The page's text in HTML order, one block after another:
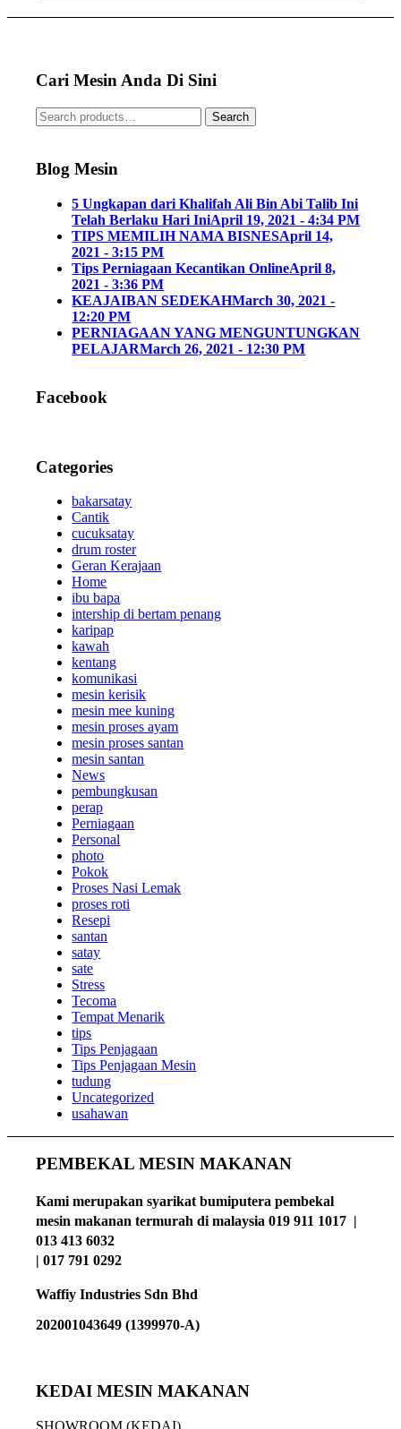
Cari Mesin Anda Di Sini
Search
Blog Mesin
5 Ungkapan dari Khalifah Ali Bin Abi Talib Ini
Telah Berlaku Hari IniApril 19, 2021 - 4:34 PM
TIPS MEMILIH NAMA BISNESApril 14,
2021 - 3:15 PM
Tips Perniagaan Kecantikan OnlineApril 8,
2021 - 3:36 PM
KEAJAIBAN SEDEKAHMarch 30, 2021 -
12:20 PM
PERNIAGAAN YANG MENGUNTUNGKAN
PELAJARMarch 26, 2021 - 12:30 PM
Facebook
Categories
bakarsatay
Cantik
cucuksatay
drum roster
Geran Kerajaan
Home
ibu bapa
intership di bertam penang
karipap
kawah
kentang
komunikasi
mesin kerisik
mesin mee kuning
mesin proses ayam
mesin proses santan
mesin santan
News
pembungkusan
perap
Perniagaan
Personal
photo
Pokok
Proses Nasi Lemak
proses roti
Resepi
santan
satay
sate
Stress
Tecoma
Tempat Menarik
tips
Tips Penjagaan
Tips Penjagaan Mesin
tudung
Uncategorized
usahawan
PEMBEKAL MESIN MAKANAN
Kami merupakan syarikat bumiputera pembekal
mesin makanan termurah di malaysia 019 911 1017 |
013 413 6032
| 017 791 0292
Waffiy Industries Sdn Bhd
202001043649 (1399970-A)
KEDAI MESIN MAKANAN
SHOWROOM (KEDAI)